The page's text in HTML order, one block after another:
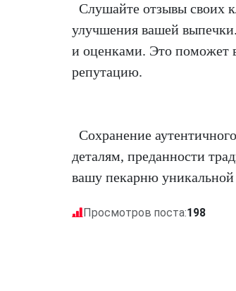
Слушайте отзывы своих
улучшения вашей
и оценками. Это поможет
репутацию.
Сохранение
деталям, преданности
вашу пекарню
Просмотров поста:198